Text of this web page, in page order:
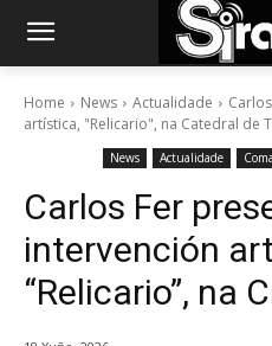
Home News Actualidade
artística, "Relicario", na Catedral de
News Actualidade
Carlos Fer
intervención
“Relicario”, na